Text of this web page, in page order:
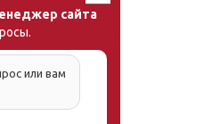
сайта
или вам